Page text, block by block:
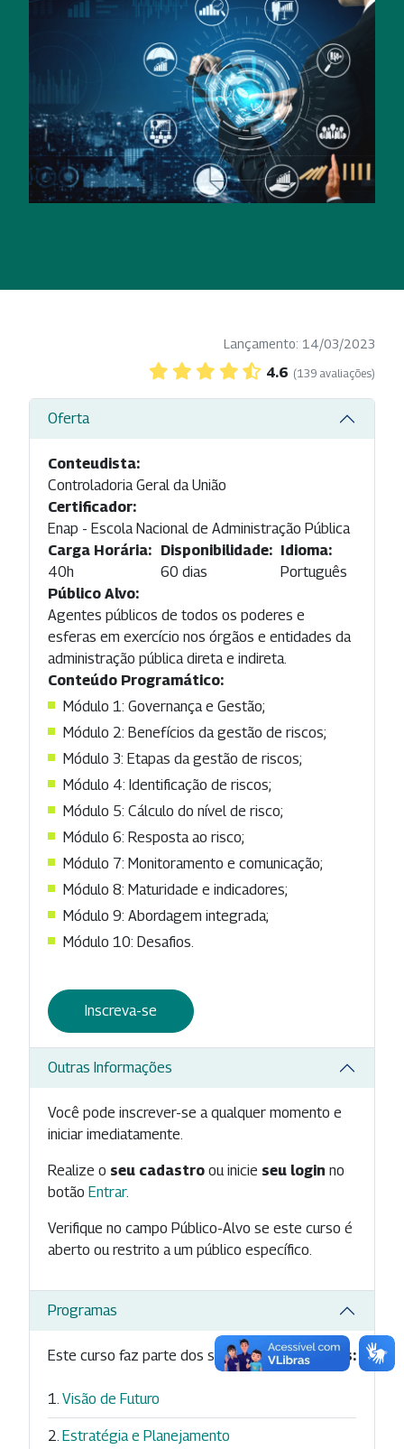
Lançamento: 14/03/2023
4.6 (139 avaliações)
Oferta
Conteudista:
Controladoria Geral da União
Certificador:
Enap - Escola Nacional de Administração Pública
Carga Horária:
40h
Disponibilidade:
60 dias
Idioma:
Português
Público Alvo:
Agentes públicos de todos os poderes e
esferas em exercício nos órgãos e entidades da
administração pública direta e indireta.
Conteúdo Programático:
Módulo 1: Governança e Gestão;
Módulo 2: Benefícios da gestão de riscos;
Módulo 3: Etapas da gestão de riscos;
Módulo 4: Identificação de riscos;
Módulo 5: Cálculo do nível de risco;
Módulo 6: Resposta ao risco;
Módulo 7: Monitoramento e comunicação;
Módulo 8: Maturidade e indicadores;
Módulo 9: Abordagem integrada;
Módulo 10: Desafios.
Inscreva-se
Outras Informações
Você pode inscrever-se a qualquer momento e
iniciar imediatamente.
Realize o seu cadastro ou inicie seu login no
botão Entrar.
Verifique no campo Público-Alvo se este curso é
aberto ou restrito a um público específico.
Programas
Este curso faz parte dos seguintesProgramas:
Visão de Futuro
Estratégia e Planejamento